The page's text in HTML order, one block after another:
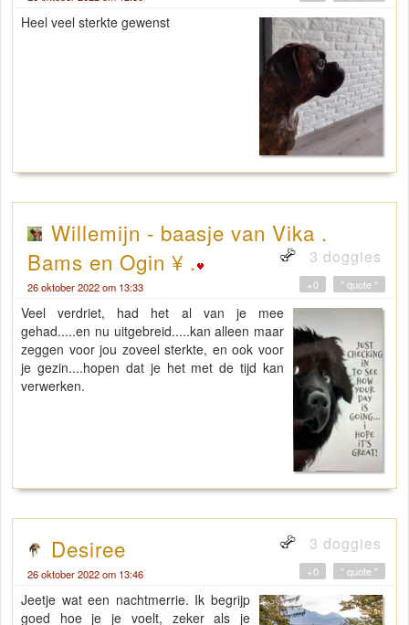
Heel veel sterkte gewenst
Willemijn - baasje van Vika .
Bams en Ogin ¥ .
3 doggies
26 oktober 2022 om 13:33 " quote "
+0
Veel verdriet, had het al van je mee
gehad.....en nu uitgebreid.....kan alleen maar
zeggen voor jou zoveel sterkte, en ook voor
je gezin....hopen dat je het met de tijd kan
verwerken.
Desiree 3 doggies
26 oktober 2022 om 13:46 " quote "
+0
Jeetje wat een nachtmerrie. Ik begrijp
goed hoe je je voelt, zeker als je